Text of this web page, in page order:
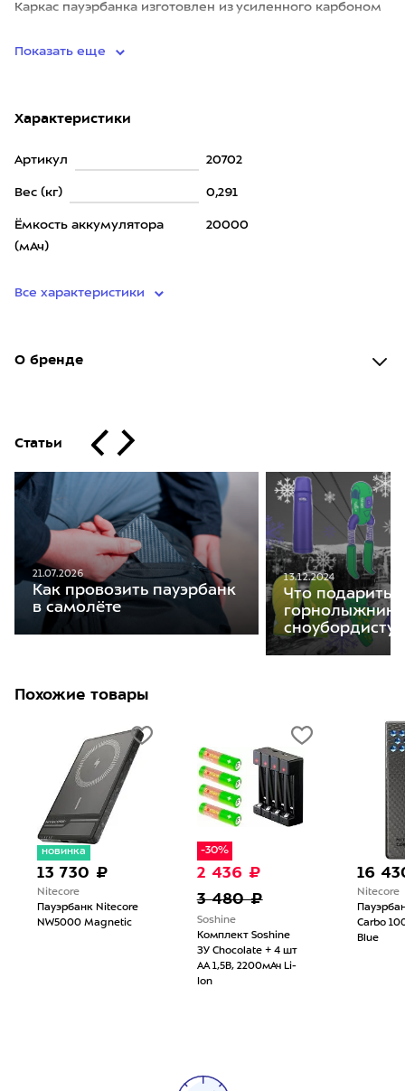
Каркас пауэрбанка изготовлен из усиленного карбоном
Показать еще
Характеристики
Артикул 20702
Вес (кг) 0,291
Ёмкость аккумулятора
(мАч)
20000
Все характеристики
О бренде
Статьи
21.07.2026
Как провозить пауэрбанк
в самолёте
13.12.2024
Что подарить
сноубордисту
Похожие товары
новинка
13 730 ₽
Nitecore
Пауэрбанк Nitecore
NW5000 Magnetic
-30%
2 436 ₽
3 480 ₽
Soshine
Комплект Soshine
ЗУ Chocolate + 4 шт
АА 1,5В, 2200мАч Li-
Ion
16
Nitecore
Carbo
Blue